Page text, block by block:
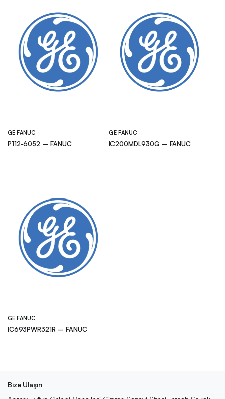
GE FANUC
P112-6052 – FANUC
GE FANUC
IC200MDL930G – FANUC
GE FANUC
IC693PWR321R – FANUC
Bize Ulaşın